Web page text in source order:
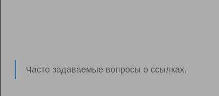
Часто задаваемые вопросы о ссылках.